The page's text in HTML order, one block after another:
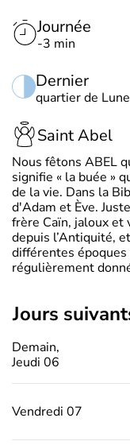
Journée
-3 min
Dernier
quartier de Lune
Saint Abel
Nous fêtons ABEL
signifie « la buée »
de la vie. Dans la
d'Adam et Ève.
frère Caïn, jaloux
depuis l’Antiquité,
différentes
régulièrement
jours
Demain,
Jeudi 06
Vendredi 07